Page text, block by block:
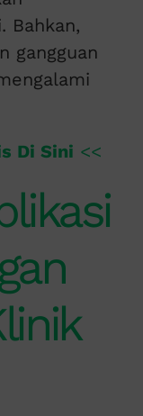
Bahkan,
gangguan
Di Sini <<